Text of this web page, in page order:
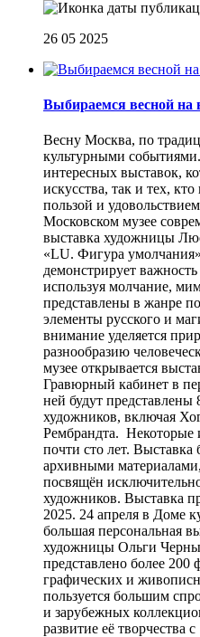
26 05 2025
Выбираемся весной
Весну Москва, по
культурными
интересных выставок,
искусства, так и тех,
пользой и
Московском музее
выставка художницы
«LU. Фигура
демонстрирует
используя молчание,
представлены в жанре
элементы русского и
внимание уделяется
разнообразию
музее открывается
Гравюрный кабинет в
ней будут
художников, включая
Рембрандта. Некоторые
почти сто лет. Выставка
архивными материалами,
посвящён
художников. Выставка
2025. 24 апреля в Доме
большая персональная
художницы Ольги
представлено более 200
графических и
пользуется большим
и зарубежных
развитие её творчества